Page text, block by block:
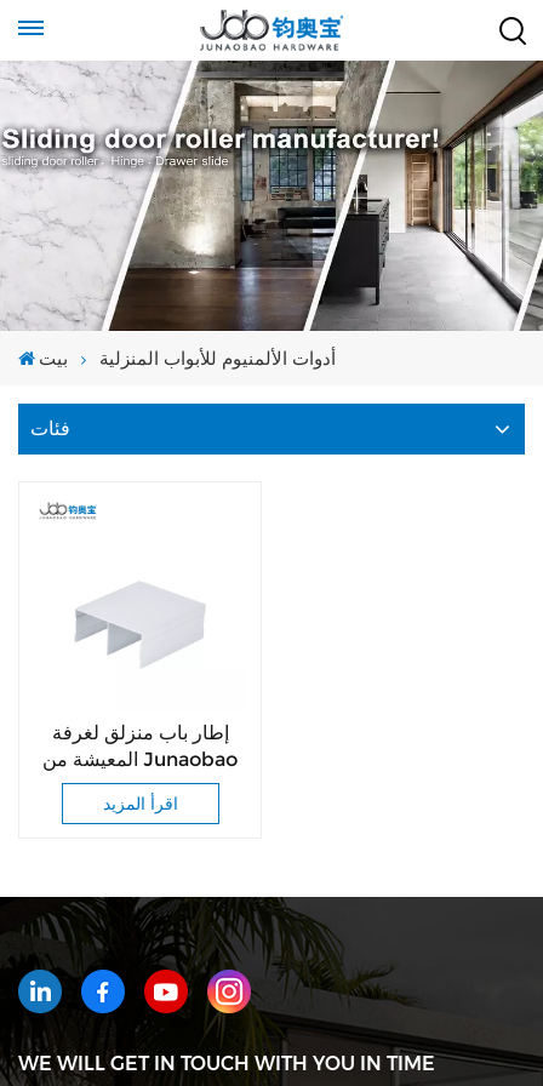
بيت أدوات الألمنيوم للأبواب المنزلية
فئات
إطار باب منزلق لغرفة
المعيشة من Junaobao
مصنوع من مقاطع
الألمنيوم لنظام باب المطبخ
اقرأ المزيد
WE WILL GET IN TOUCH WITH YOU IN TIME